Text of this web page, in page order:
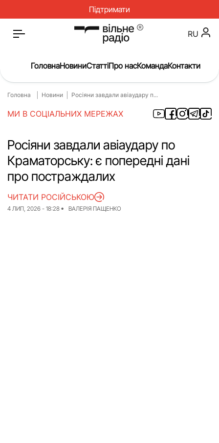
Підтримати
Головна
Новини
Окупація
Про нас
Війна
Гроші
Освіта
Інструкції
ЖКГ
RU
ГоловнаНовиниСтаттіПро насКомандаКонтакти
Головна Новини Росіяни завдали авіаудару п...
МИ В СОЦІАЛЬНИХ МЕРЕЖАХ
Росіяни завдали авіаудару по
Краматорську: є попередні дані
про постраждалих
4 ЛИП, 2026 - 18:28 ВАЛЕРІЯ ПАЩЕНКО
ЧИТАТИ РОСІЙСЬКОЮ